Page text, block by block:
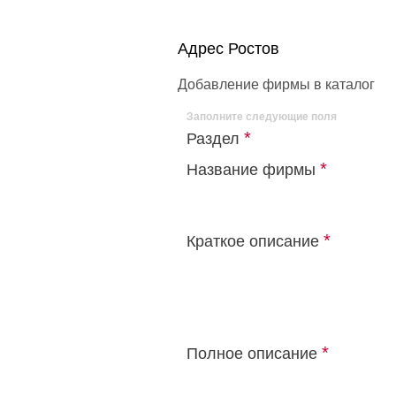
Адрес Ростов
Добавление фирмы в каталог
Заполните следующие поля
Раздел *
Название фирмы *
Краткое описание *
Полное описание *